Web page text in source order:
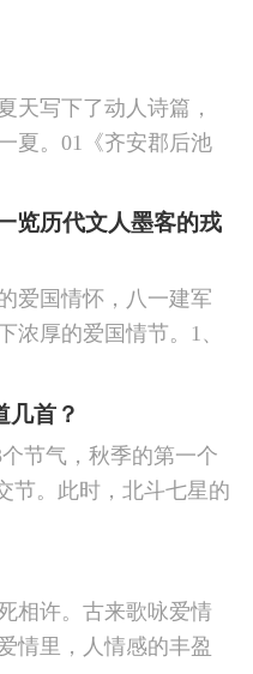
快来（预）习。
天写下了动人诗篇，
夏。01《齐安郡后池
红衣。
览历代文人墨客的戎
爱国情怀，八一建军
浓厚的爱国情节。1、
分麾下炙，五十弦翻
几首？
节气，秋季的第一个
节。此时，北斗七星的
气渐收、阴气渐长，由
相许。古来歌咏爱情
情里，人情感的丰盈